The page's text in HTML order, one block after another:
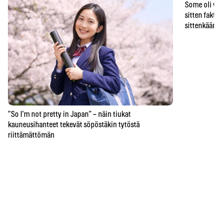
”So I’m not pretty in Japan” – näin tiukat
kauneusihanteet tekevät söpöstäkin tytöstä
riittämättömän
Some oli
sitten
sittenkään